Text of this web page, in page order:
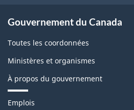
Gouvernement du Canada
Toutes les coordonnées
Ministères et organismes
À propos du gouvernement
Thèmes
Emplois